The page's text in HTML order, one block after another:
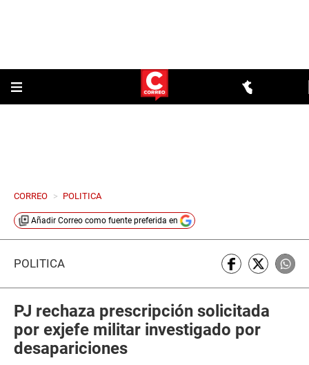
CORREO > POLITICA
Añadir Correo como fuente preferida en
POLÍTICA
PJ rechaza prescripción solicitada
por exjefe militar investigado por
desapariciones